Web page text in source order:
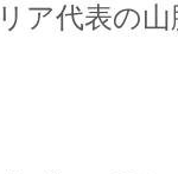
ア代表の山